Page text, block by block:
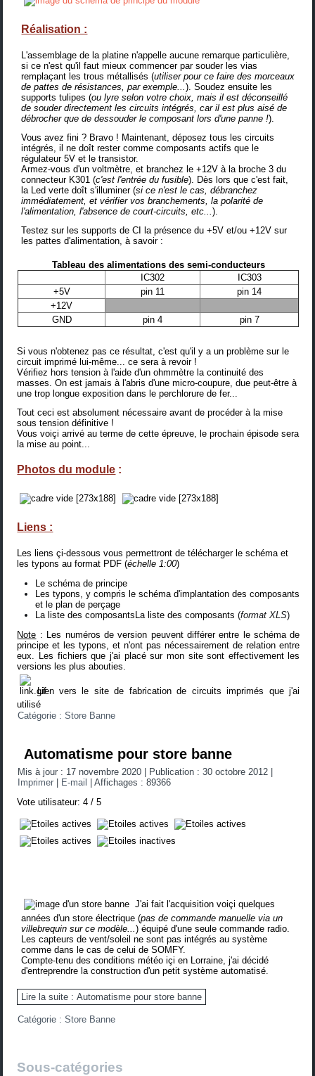
Réalisation :
L'assemblage de la platine n'appelle aucune remarque particulière,
si ce n'est qu'il faut mieux commencer par souder les vias
remplaçant les trous métallisés (utiliser pour ce faire des morceaux
de pattes de résistances, par exemple...). Soudez ensuite les
supports tulipes (ou lyre selon votre choix, mais il est déconseillé
de souder directement les circuits intégrés, car il est plus aisé de
débrocher que de dessouder le composant lors d'une panne !).
Vous avez fini ? Bravo ! Maintenant, déposez tous les circuits
intégrés, il ne doît rester comme composants actifs que le
régulateur 5V et le transistor.
Armez-vous d'un voltmètre, et branchez le +12V à la broche 3 du
connecteur K301 (c'est l'entrée du fusible). Dès lors que c'est fait,
la Led verte doît s'illuminer (si ce n'est le cas, débranchez
immédiatement, et vérifier vos branchements, la polarité de
l'alimentation, l'absence de court-circuits, etc...).
Testez sur les supports de CI la présence du +5V et/ou +12V sur
les pattes d'alimentation, à savoir :
Tableau des alimentations des semi-conducteurs
IC302
IC303
+5V
pin 11
pin 14
+12V
GND
pin 4 pin 7
Si vous n'obtenez pas ce résultat, c'est qu'il y a un problème sur le
circuit imprimé lui-même... ce sera à revoir !
Vérifiez hors tension à l'aide d'un ohmmètre la continuité des
masses. On est jamais à l'abris d'une micro-coupure, due peut-être à
une trop longue exposition dans le perchlorure de fer...
Tout ceci est absolument nécessaire avant de procéder à la mise
sous tension définitive !
Vous voiçi arrivé au terme de cette épreuve, le prochain épisode sera
la mise au point...
Photos du module :
Liens :
Les liens çi-dessous vous permettront de télécharger le schéma et
les typons au format PDF (échelle 1:00)
Le schéma de principe
Les typons, y compris le schéma d'implantation des composants
et le plan de perçage
La liste des composantsLa liste des composants (format XLS)
Note : Les numéros de version peuvent différer entre le schéma de
principe et les typons, et n'ont pas nécessairement de relation entre
eux. Les fichiers que j'ai placé sur mon site sont effectivement les
versions les plus abouties.
Lien vers le site de fabrication de circuits imprimés que j'ai
utilisé
Catégorie :Store Banne
Automatisme pour store banne
Mis à jour : 17 novembre 2020 Publication : 30 octobre 2012
Imprimer
E-mail |Affichages : 89366
Vote utilisateur:4 /5
J'ai fait l'acquisition voiçi quelques
années d'un store électrique (pas de commande manuelle via un
villebrequin sur ce modèle...) équipé d'une seule commande radio.
Les capteurs de vent/soleil ne sont pas intégrés au système
comme dans le cas de celui de SOMFY.
Compte-tenu des conditions météo içi en Lorraine, j'ai décidé
d'entreprendre la construction d'un petit système automatisé.
Lire la suite : Automatisme pour store banne
Catégorie :Store Banne
Sous-catégories